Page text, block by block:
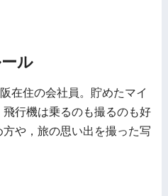
ル
在住の会社員。貯めたマイ
行機は乗るのも撮るのも好
や，旅の思い出を撮った写